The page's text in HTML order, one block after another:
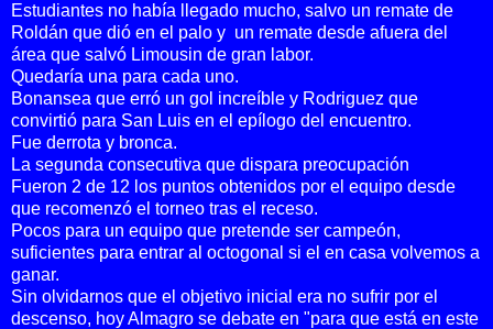
Estudiantes no había llegado mucho, salvo un remate de
Roldán que dió en el palo y un remate desde afuera del
área que salvó Limousin de gran labor.
Quedaría una para cada uno.
Bonansea que erró un gol increíble y Rodriguez que
convirtió para San Luis en el epílogo del encuentro.
Fue derrota y bronca.
La segunda consecutiva que dispara preocupación
Fueron 2 de 12 los puntos obtenidos por el equipo desde
que recomenzó el torneo tras el receso.
Pocos para un equipo que pretende ser campeón,
suficientes para entrar al octogonal si el en casa volvemos a
ganar.
Sin olvidarnos que el objetivo inicial era no sufrir por el
descenso, hoy Almagro se debate en "para que está en este